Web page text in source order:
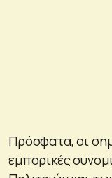
Πρόσφατα, οι
εμπορικές